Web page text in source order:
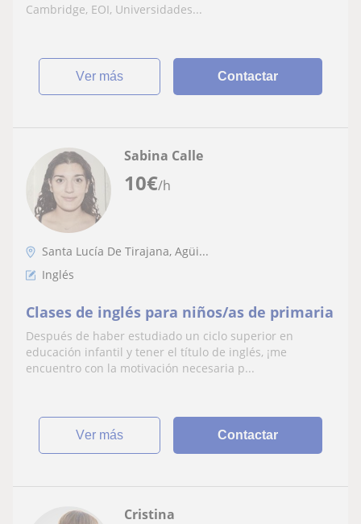
Cambridge, EOI, Universidades...
ver más Contactar
10€/h
Sabina Calle
Santa Lucía De Tirajana, Agüi...
Inglés
Clases de inglés para niños/as de primaria
Después de haber estudiado un ciclo superior en
educación infantil y tener el título de inglés, ¡me
encuentro con la motivación necesaria p...
ver más Contactar
Cristina